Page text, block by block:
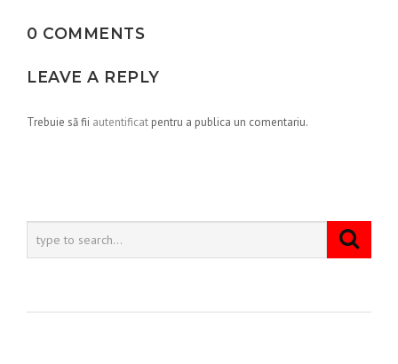
0 COMMENTS
LEAVE A REPLY
Trebuie să fii autentificat pentru a publica un comentariu.